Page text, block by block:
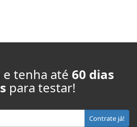
e tenha até 60 dias
para testar!
Contrate já!